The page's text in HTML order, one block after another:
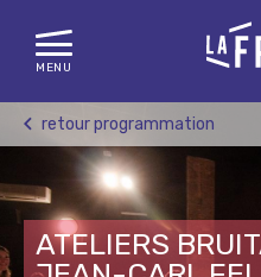
Skip
to
MENU
retour programmation
ATELIERS